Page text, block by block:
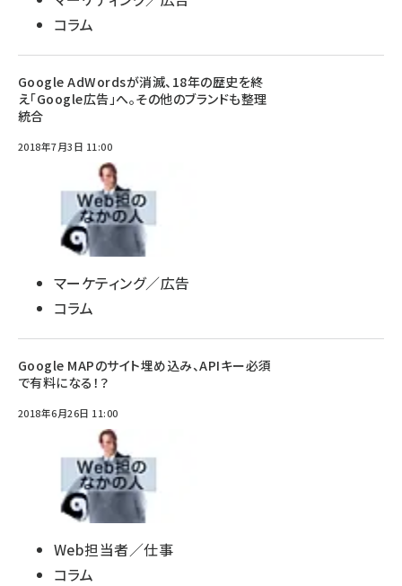
コラム
Google AdWordsが消滅、18年の歴史を終
え「Google広告」へ。その他のブランドも整理
統合
2018年7月3日 11:00
マーケティング／広告
コラム
Google MAPのサイト埋め込み、APIキー必須
で有料になる！？
2018年6月26日 11:00
Web担当者／仕事
コラム